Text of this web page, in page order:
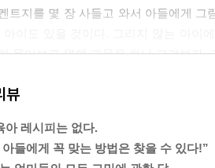
트지를 몇 장 사들고 와서 아들에게
물어보고 옆에 괴물을 하나 그려보자
을 고민해야 한다. 이것은 단순히 같이
하는 아들에게 10시간의 인형 놀이는
뷰
아 레시피는 없다.
들에게 꼭 맞는 방법은 찾을 수 있다!”